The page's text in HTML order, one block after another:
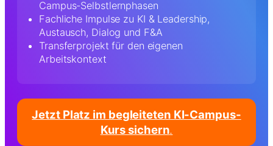
Campus-Selbstlernphasen
Fachliche Impulse zu KI & Leadership,
Austausch, Dialog und F&A
Transferprojekt für den eigenen
Arbeitskontext
Jetzt Platz im begleiteten KI-Campus-
Kurs sichern.